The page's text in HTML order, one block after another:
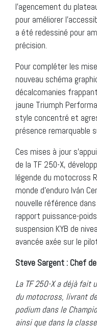
l’agencement du
pour améliorer
a été redessiné pour
précision.
Pour compléter les
nouveau schéma
décalcomanies
jaune Triumph
style concentré et
présence remarquable
Ces mises à jour
de la TF 250-X,
légende du motocross
monde d’enduro Iván
nouvelle référence
rapport puissance-
suspension KYB de
avancée axée sur le
Steve Sargent : Chef
La TF 250-X a déjà fait
du motocross, livrant
podium dans le
ainsi que dans la classe